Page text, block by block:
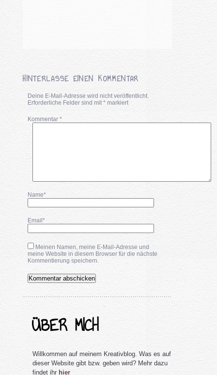
HINTERLASSE EINEN KOMMENTAR
Deine E-Mail-Adresse wird nicht veröffentlicht.
Erforderliche Felder sind mit* markiert
Kommentar*
Name*
Email*
Meinen Namen, meine E-Mail-Adresse und
meine Website in diesem Browser für die nächste
Kommentierung speichern.
ÜBER MICH
Willkommen auf meinem Kreativblog. Was es auf
dieser Website gibt bzw. geben wird? Mehr dazu
findet ihr hier